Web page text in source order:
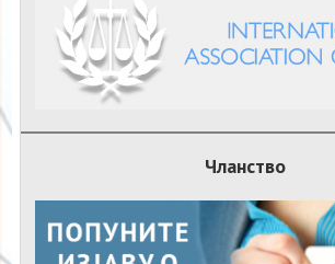
Чланство